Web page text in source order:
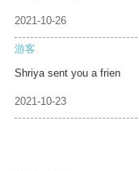
2021-10-26
游客
Shriya sent you a frien
2021-10-23